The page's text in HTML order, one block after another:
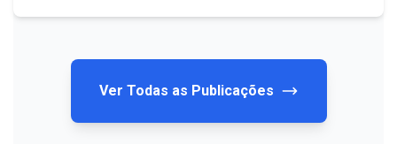
Ver Todas as Publicações